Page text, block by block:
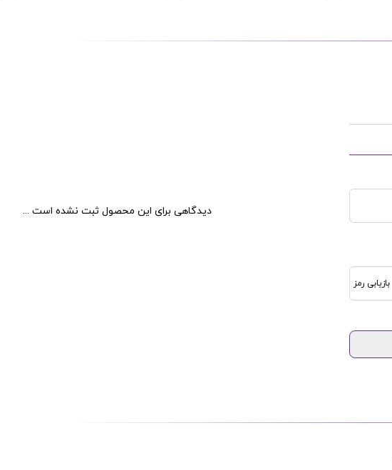
بازیابی رمز
دیدگاهی برای این محصول ثبت نشده است ...